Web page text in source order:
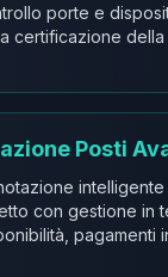
porte e
certificazione della
Posti
intelligente
con gestione in
pagamenti